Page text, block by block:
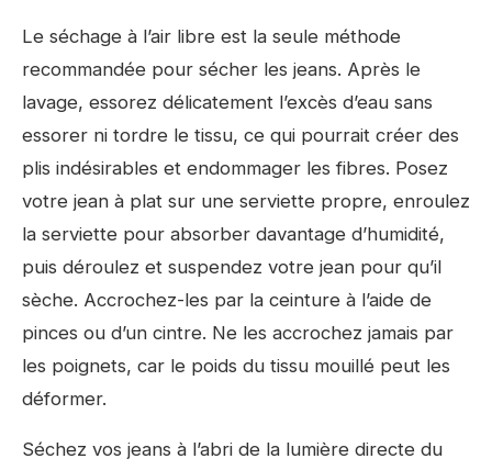
Le séchage à l’air libre est la seule méthode
recommandée pour sécher les jeans. Après le
lavage, essorez délicatement l’excès d’eau sans
essorer ni tordre le tissu, ce qui pourrait créer des
plis indésirables et endommager les fibres. Posez
votre jean à plat sur une serviette propre, enroulez
la serviette pour absorber davantage d’humidité,
puis déroulez et suspendez votre jean pour qu’il
sèche. Accrochez-les par la ceinture à l’aide de
pinces ou d’un cintre. Ne les accrochez jamais par
les poignets, car le poids du tissu mouillé peut les
déformer.
Séchez vos jeans à l’abri de la lumière directe du